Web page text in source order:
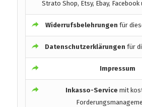
Strato Shop, Etsy, Ebay,
Widerrufsbelehrungenfür
Datenschutzerklärungen für
Impressum
Inkasso-Service mit